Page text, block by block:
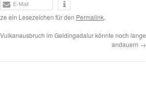
E-Mail
ein Lesezeichen für den Permalink.
Vulkanausbruch im Geldingadalur könnte noch lange
andauern →